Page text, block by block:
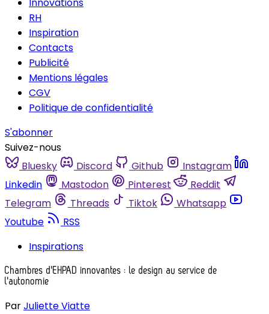
Innovations
RH
Inspiration
Contacts
Publicité
Mentions légales
CGV
Politique de confidentialité
S'abonner
Suivez-nous
Bluesky
Discord Github
Instagram
Linkedin
Mastodon Pinterest
Reddit
Telegram
Threads Tiktok
Whatsapp
Youtube
RSS
Inspirations
Chambres d'EHPAD innovantes : le design au service de
l'autonomie
ParJuliette Viatte